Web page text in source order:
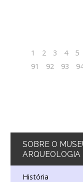
1
2 3 4 5
91
92 93
SOBRE O
ARQUEOLOGIA
História